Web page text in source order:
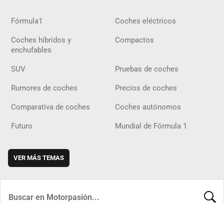
Fórmula1 Coches eléctricos
Coches híbridos y
enchufables
Compactos
SUV Pruebas de coches
Rumores de coches Precios de coches
Comparativa de coches Coches autónomos
Futuro Mundial de Fórmula 1
VER MÁS TEMAS